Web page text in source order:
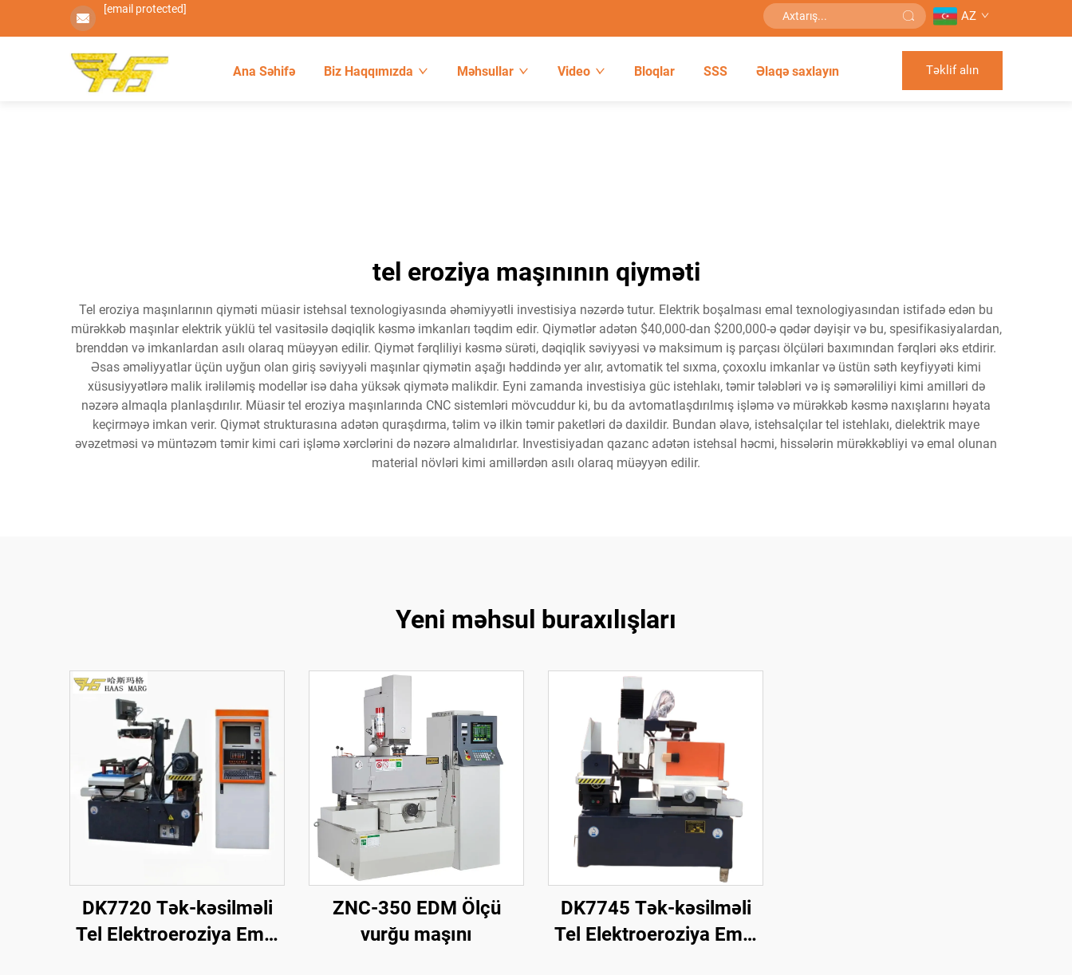
[email protected] AZ
Ana Səhifə Biz Haqqımızda Məhsullar Video Bloqlar SSS Əlaqə saxlayın Təklif alın
tel eroziya maşınının qiyməti
Tel eroziya maşınlarının qiyməti müasir istehsal texnologiyasında əhəmiyyətli investisiya nəzərdə tutur. Elektrik boşalması emal texnologiyasından istifadə edən bu
mürəkkəb maşınlar elektrik yüklü tel vasitəsilə dəqiqlik kəsmə imkanları təqdim edir. Qiymətlər adətən $40,000-dan $200,000-ə qədər dəyişir və bu, spesifikasiyalardan,
brenddən və imkanlardan asılı olaraq müəyyən edilir. Qiymət fərqliliyi kəsmə sürəti, dəqiqlik səviyyəsi və maksimum iş parçası ölçüləri baxımından fərqləri əks etdirir.
Əsas əməliyyatlar üçün uyğun olan giriş səviyyəli maşınlar qiymətin aşağı həddində yer alır, avtomatik tel sıxma, çoxoxlu imkanlar və üstün səth keyfiyyəti kimi
xüsusiyyətlərə malik irəliləmiş modellər isə daha yüksək qiymətə malikdir. Eyni zamanda investisiya güc istehlakı, təmir tələbləri və iş səmərəliliyi kimi amilləri də
nəzərə almaqla planlaşdırılır. Müasir tel eroziya maşınlarında CNC sistemləri mövcuddur ki, bu da avtomatlaşdırılmış işləmə və mürəkkəb kəsmə naxışlarını həyata
keçirməyə imkan verir. Qiymət strukturasına adətən quraşdırma, təlim və ilkin təmir paketləri də daxildir. Bundan əlavə, istehsalçılar tel istehlakı, dielektrik maye
əvəzetməsi və müntəzəm təmir kimi cari işləmə xərclərini də nəzərə almalıdırlar. Investisiyadan qazanc adətən istehsal həcmi, hissələrin mürəkkəbliyi və emal olunan
material növləri kimi amillərdən asılı olaraq müəyyən edilir.
Yeni məhsul buraxılışları
DK7720 Tək-kəsilməli
Tel Elektroeroziya Emal
ZNC-350 EDM Ölçü
vurğu maşını
DK7745 Tək-kəsilməli
Tel Elektroeroziya Emal